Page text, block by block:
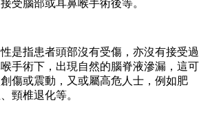
受腦部或耳鼻喉手術後等。
是指患者頭部沒有受傷，亦沒有接受過
手術下，出現自然的腦脊液滲漏，這可
傷或震動，又或屬高危人士，例如肥
頸椎退化等。